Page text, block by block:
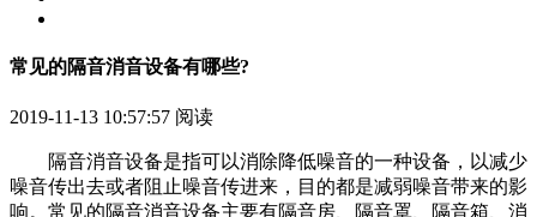
常见的隔音消音设备有哪些?
2019-11-13 10:57:57 阅读
隔音消音设备是指可以消除降低噪音的一种设备，以减少
噪音传出去或者阻止噪音传进来，目的都是减弱噪音带来的影
响。常见的隔音消音设备主要有隔音房、隔音罩、隔音箱、消